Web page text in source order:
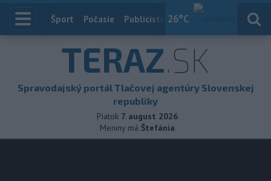
26°C
Index
Šport Počasie Publicistika Slovensko
TERAZ.SK
Spravodajský portál Tlačovej agentúry Slovenskej
republiky
Piatok 7. august 2026
Meniny má Štefánia